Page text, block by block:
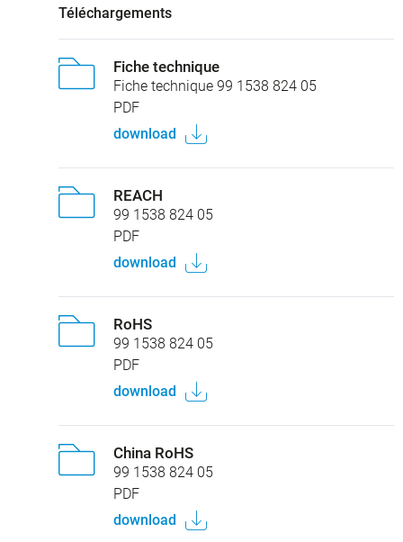
Téléchargements
Fiche technique
Fiche technique 99 1538 824 05
PDF
download
REACH
99 1538 824 05
PDF
download
RoHS
99 1538 824 05
PDF
download
China RoHS
99 1538 824 05
PDF
download